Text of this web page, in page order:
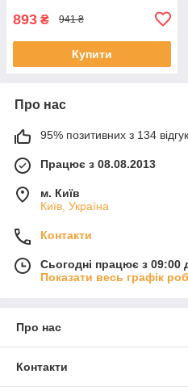
893 ₴ 941 ₴
Купити
Про нас
95% позитивних з 134
Працює з 08.08.2013
м. Київ
Київ, Україна
Контакти
Сьогодні працює з 09:00
Показати весь графік
Про нас
Контакти